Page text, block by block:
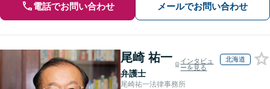
電話でお問い合わせ メールでお問い合わせ
尾崎 祐一
弁護士
インタビュ
ーを見る
北海道
尾崎祐一法律事務所